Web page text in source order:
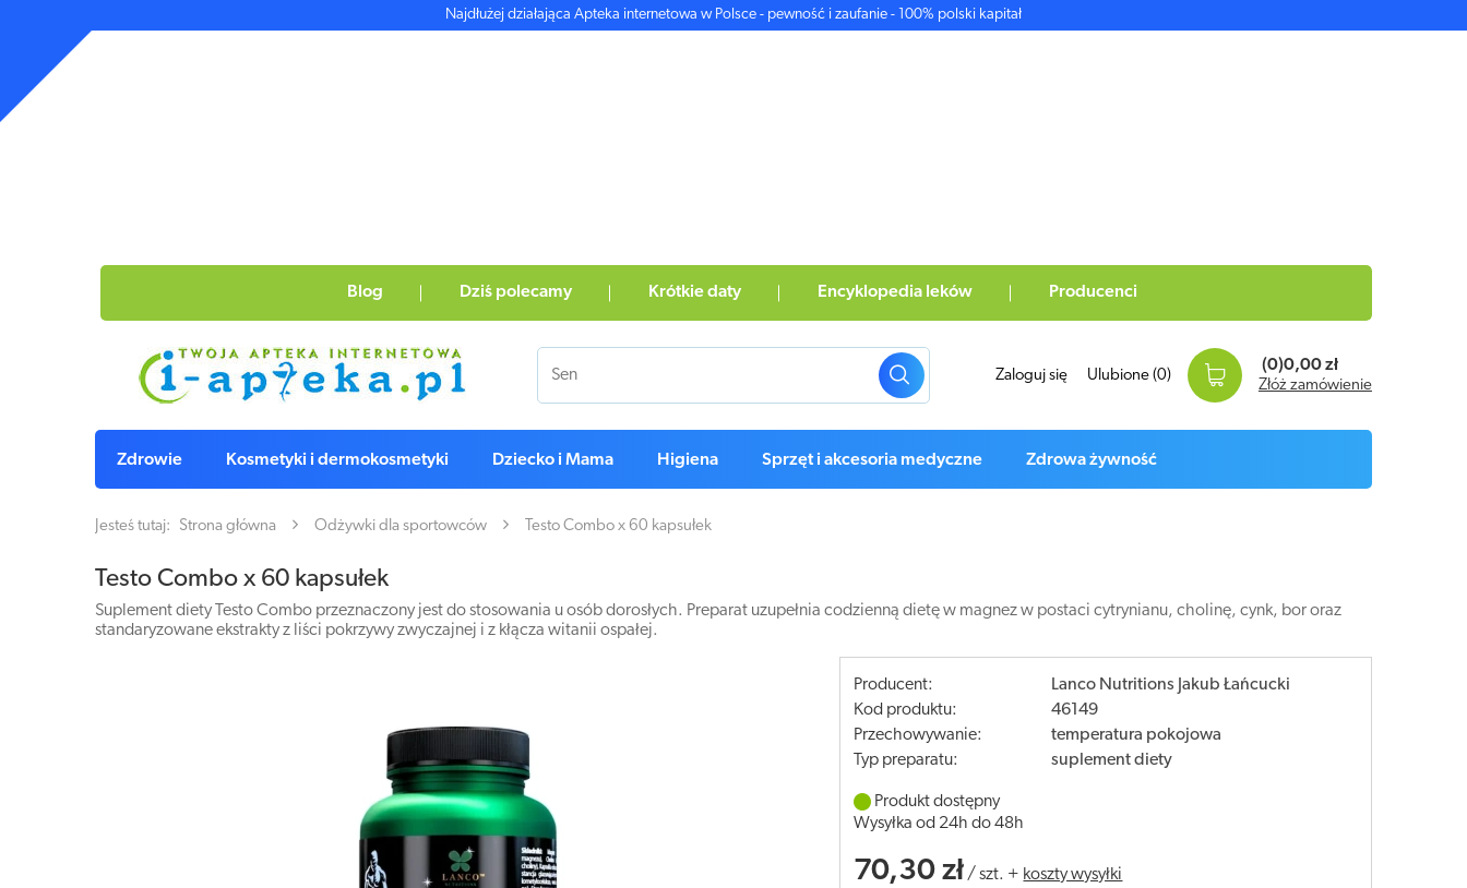
Najdłużej działająca Apteka internetowa w Polsce - pewność i zaufanie - 100% polski kapitał
Blog Dziś polecamy Krótkie daty Encyklopedia leków Producenci
Zaloguj się Ulubione (0)
(0)0,00 zł
Złóż zamówienie
Zdrowie Kosmetyki i dermokosmetyki Dziecko i Mama Higiena Sprzęt i akcesoria medyczne Zdrowa żywność
Jesteś tutaj: Strona główna Odżywki dla sportowców Testo Combo x 60 kapsułek
Testo Combo x 60 kapsułek
Suplement diety Testo Combo przeznaczony jest do stosowania u osób dorosłych. Preparat uzupełnia codzienną dietę w magnez w postaci cytrynianu, cholinę, cynk, bor oraz
standaryzowane ekstrakty z liści pokrzywy zwyczajnej i z kłącza witanii ospałej.
Producent:
Lanco Nutritions Jakub Łańcucki
Kod produktu:
46149
Przechowywanie:
temperatura pokojowa
Typ preparatu:
suplement diety
Produkt dostępny
Wysyłka od 24h do 48h
70,30 zł /szt. + koszty wysyłki